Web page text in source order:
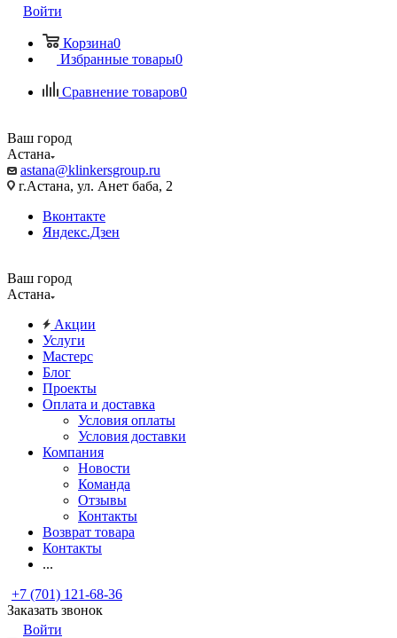
Войти
Корзина0
Избранные товары0
Сравнение товаров0
Ваш город
Астана
astana@klinkersgroup.ru
г.Астана, ул. Анет баба, 2
Вконтакте
Яндекс.Дзен
Ваш город
Астана
Акции
Услуги
Мастерс
Блог
Проекты
Оплата и доставка
Условия оплаты
Условия доставки
Компания
Новости
Команда
Отзывы
Контакты
Возврат товара
Контакты
...
+7 (701) 121-68-36
Заказать звонок
Войти